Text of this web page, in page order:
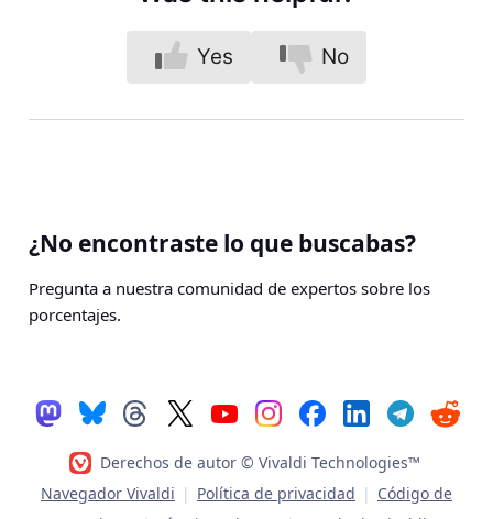
Yes No
¿No encontraste lo que buscabas?
Pregunta a nuestra comunidad de expertos sobre los
porcentajes.
Derechos de autor © Vivaldi Technologies™
Navegador Vivaldi | Política de privacidad | Código de